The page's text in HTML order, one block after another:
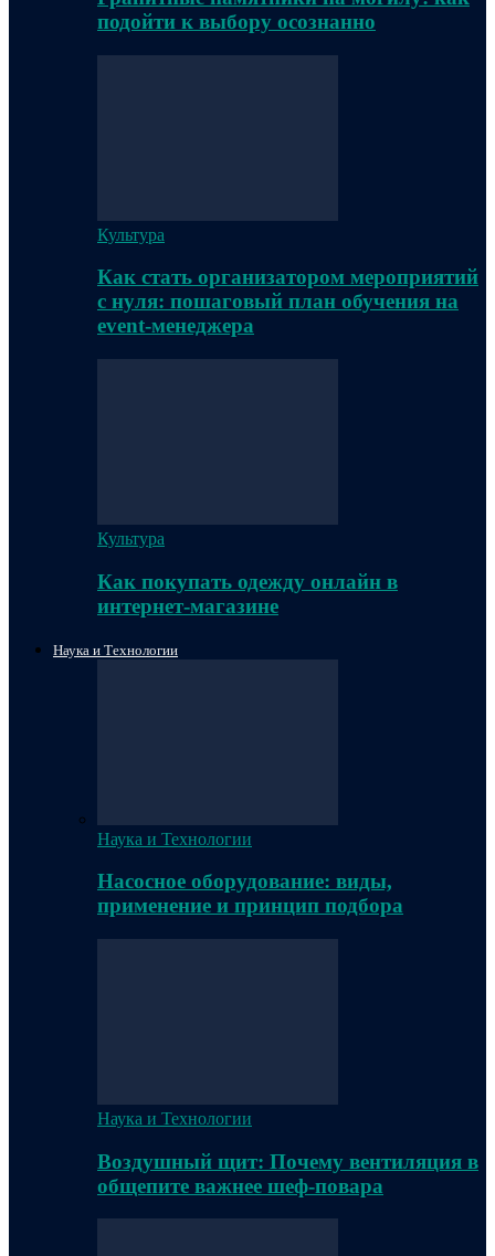
подойти к выбору осознанно
Культура
Как стать организатором мероприятий
с нуля: пошаговый план обучения на
event-менеджера
Культура
Как покупать одежду онлайн в
интернет-магазине
Наука и Технологии
Наука и Технологии
Насосное оборудование: виды,
применение и принцип подбора
Наука и Технологии
Воздушный щит: Почему вентиляция в
общепите важнее шеф-повара